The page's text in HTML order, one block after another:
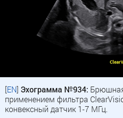
[EN] Эхограмма №934:
применением фильтра
конвексный датчик 1-7 МГц.